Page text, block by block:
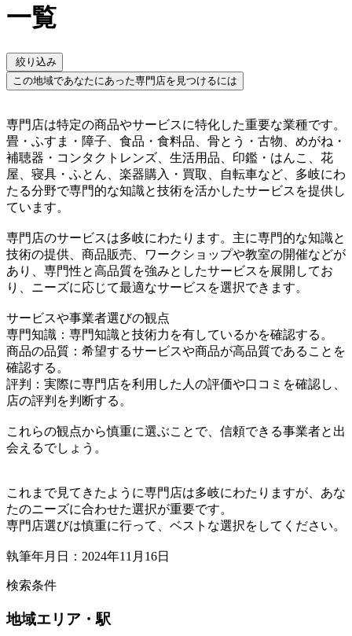
一覧
絞り込み
この地域であなたにあった専門店を見つけるには
専門店は特定の商品やサービスに特化した重要な業種です。
畳・ふすま・障子、食品・食料品、骨とう・古物、めがね・
補聴器・コンタクトレンズ、生活用品、印鑑・はんこ、花
屋、寝具・ふとん、楽器購入・買取、自転車など、多岐にわ
たる分野で専門的な知識と技術を活かしたサービスを提供し
ています。
専門店のサービスは多岐にわたります。主に専門的な知識と
技術の提供、商品販売、ワークショップや教室の開催などが
あり、専門性と高品質を強みとしたサービスを展開してお
り、ニーズに応じて最適なサービスを選択できます。
サービスや事業者選びの観点
専門知識：専門知識と技術力を有しているかを確認する。
商品の品質：希望するサービスや商品が高品質であることを
確認する。
評判：実際に専門店を利用した人の評価や口コミを確認し、
店の評判を判断する。
これらの観点から慎重に選ぶことで、信頼できる事業者と出
会えるでしょう。
これまで見てきたように専門店は多岐にわたりますが、あな
たのニーズに合わせた選択が重要です。
専門店選びは慎重に行って、ベストな選択をしてください。
執筆年月日：2024年11月16日
検索条件
地域エリア・駅